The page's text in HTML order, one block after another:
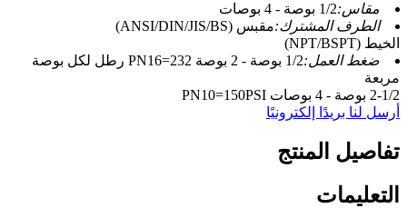
مقاس:1/2 بوصة - 4 بوصات
الطرف المشترك:مقبس (ANSI/DIN/JIS/BS)
الخيط (NPT/BSPT)
ضغط العمل:
1/2 بوصة - 2 بوصة PN16=232 رطل لكل بوصة
مربعة
2-1/2 بوصة - 4 بوصات PN10=150PSI
أرسل لنا بريدًا إلكترونيًا
تفاصيل المنتج
التعليمات